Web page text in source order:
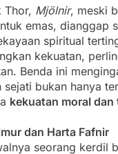
Thor, Mjölnir, meski
emas, dianggap
spiritual
kekuatan,
Benda ini
sejati bukan hanya
kekuatan moral
dan Harta Fafnir
seorang kerdil